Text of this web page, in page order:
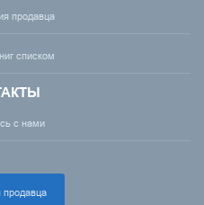
продавца
списком
с нами
продавца